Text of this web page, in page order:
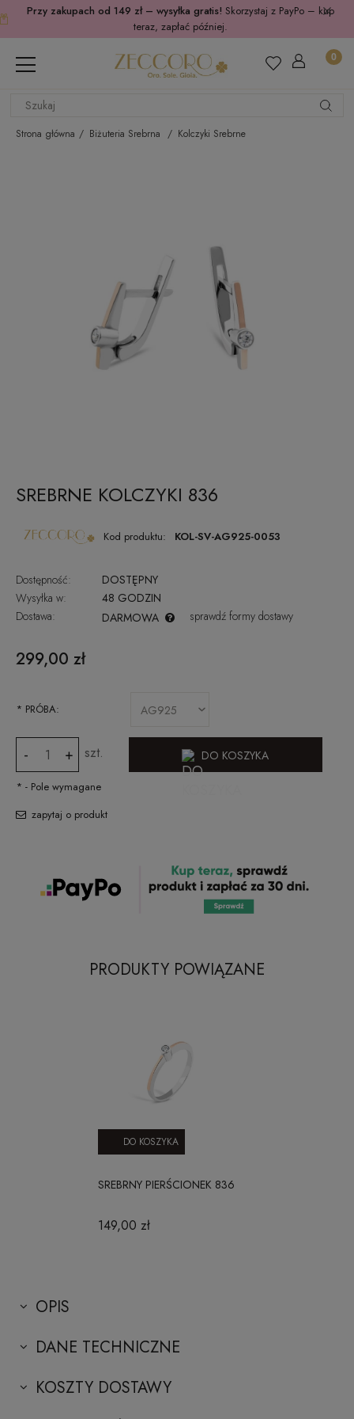
Przy zakupach od 149 zł – wysyłka gratis! Skorzystaj z PayPo – kup
teraz, zapłać później.
Strona główna Biżuteria Srebrna Kolczyki Srebrne
SREBRNE KOLCZYKI 836
Kod produktu: KOL-SV-AG925-0053
Dostępność:
DOSTĘPNY
Wysyłka w:
48 GODZIN
Dostawa:
DARMOWA sprawdź formy dostawy
299,00 zł
* PRÓBA:
- + szt. DO KOSZYKA
* - Pole wymagane
zapytaj o produkt
PRODUKTY POWIĄZANE
SREBRNY PIERŚCIONEK 836
149,00 zł
DO KOSZYKA
OPIS
DANE TECHNICZNE
KOSZTY DOSTAWY